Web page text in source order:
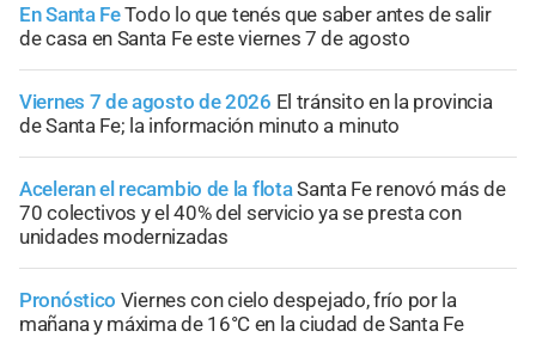
En Santa FeTodo lo que tenés que saber antes de salir
de casa en Santa Fe este viernes 7 de agosto
Viernes 7 de agosto de 2026 El tránsito en la provincia
de Santa Fe; la información minuto a minuto
Aceleran el recambio de la flotaSanta Fe renovó más de
70 colectivos y el 40% del servicio ya se presta con
unidades modernizadas
Pronóstico Viernes con cielo despejado, frío por la
mañana y máxima de 16°C en la ciudad de Santa Fe